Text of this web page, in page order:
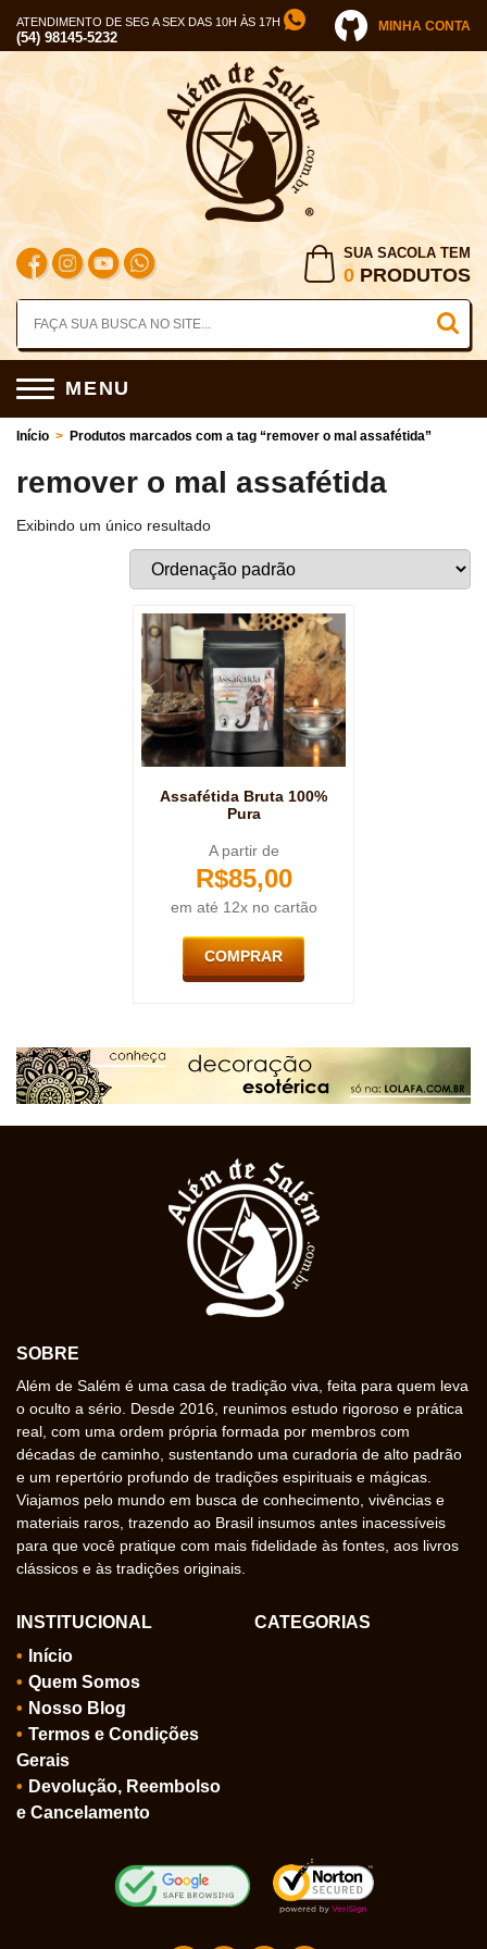
ATENDIMENTO DE SEG A SEX DAS 10H ÀS 17H
(54) 98145-5232
MINHA CONTA
SUA SACOLA TEM
0 PRODUTOS
MENU
Início > Produtos marcados com a tag “remover o mal assafétida”
remover o mal assafétida
Exibindo um único resultado
Assafétida Bruta 100%
Pura
A partir de
R$85,00
em até 12x no cartão
COMPRAR
SOBRE
Além de Salém é uma casa de tradição viva, feita para quem leva
o oculto a sério. Desde 2016, reunimos estudo rigoroso e prática
real, com uma ordem própria formada por membros com
décadas de caminho, sustentando uma curadoria de alto padrão
e um repertório profundo de tradições espirituais e mágicas.
Viajamos pelo mundo em busca de conhecimento, vivências e
materiais raros, trazendo ao Brasil insumos antes inacessíveis
para que você pratique com mais fidelidade às fontes, aos livros
clássicos e às tradições originais.
INSTITUCIONAL
Início
Quem Somos
Nosso Blog
Termos e Condições
Gerais
Devolução, Reembolso
e Cancelamento
CATEGORIAS